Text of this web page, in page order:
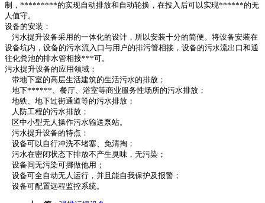
制，*********的实现自动排放和自动轮换，在投入后可以实现******的无
人值守。
设备的安装：
污水提升设备采用的一体化的设计，所以安装十分的简便。将设备安装在
设备坑内，设备的污水流入口与用户的排污管相接，设备的污水流出口和通
往化粪池的排水管相接***可。
污水提升设备的应用领域：
带地下室的高层生活建筑的生活污水的排放；
地下******、餐厅、浴室等商业服务性场所的污水排放；
地铁、地下过街通道等的污水排放；
人防工程的污水排放；
区中小型无人操作污水输送泵站。
污水提升设备的特点：
设备可以自行冲洗不堵塞、免清掏；
污水在密闭状态下排放不产生臭味，无污染；
设备间无污染可挪做他用；
设备可全自动无人运行，并且能自我保护及报警；
设备可配置远程监控系统。